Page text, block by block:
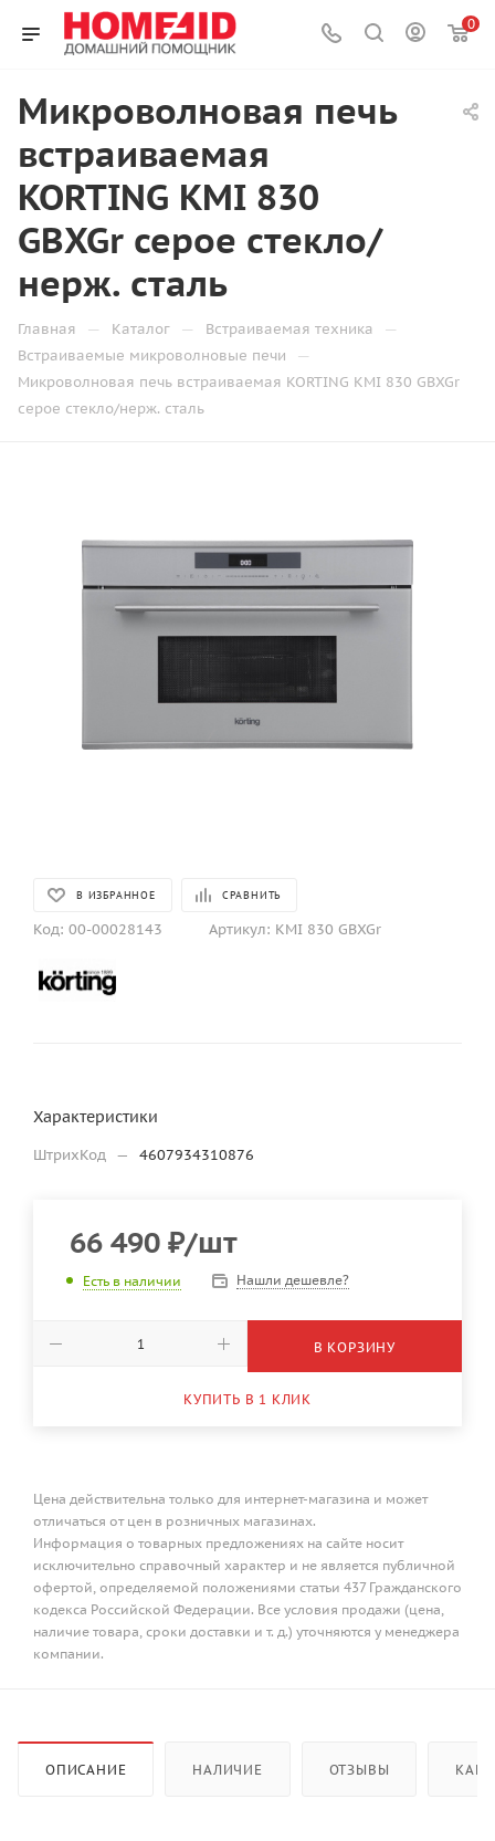
0
Микроволновая печь
встраиваемая
KORTING KMI 830
GBXGr серое стекло/
нерж. сталь
Главная — Каталог — Встраиваемая техника —
Встраиваемые микроволновые печи —
Микроволновая печь встраиваемая KORTING KMI 830 GBXGr
серое стекло/нерж. сталь
В ИЗБРАННОЕ СРАВНИТЬ
Код: 00-00028143 Артикул: KMI 830 GBXGr
Характеристики
ШтрихКод — 4607934310876
66 490 ₽/шт
Есть в наличии Нашли дешевле?
В КОРЗИНУ
КУПИТЬ В 1 КЛИК
Цена действительна только для интернет-магазина и может
отличаться от цен в розничных магазинах.
Информация о товарных предложениях на сайте носит
исключительно справочный характер и не является публичной
офертой, определяемой положениями статьи 437 Гражданского
кодекса Российской Федерации. Все условия продажи (цена,
наличие товара, сроки доставки и т. д.) уточняются у менеджера
компании.
ОПИСАНИЕ НАЛИЧИЕ ОТЗЫВЫ КАК